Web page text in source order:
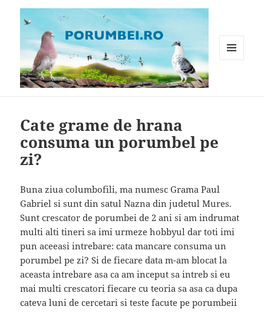
Cate grame de hrana
consuma un porumbel pe
zi?
Buna ziua columbofili, ma numesc Grama Paul
Gabriel si sunt din satul Nazna din judetul Mures.
Sunt crescator de porumbei de 2 ani si am indrumat
multi alti tineri sa imi urmeze hobbyul dar toti imi
pun aceeasi intrebare: cata mancare consuma un
porumbel pe zi? Si de fiecare data m-am blocat la
aceasta intrebare asa ca am inceput sa intreb si eu
mai multi crescatori fiecare cu teoria sa asa ca dupa
cateva luni de cercetari si teste facute pe porumbeii